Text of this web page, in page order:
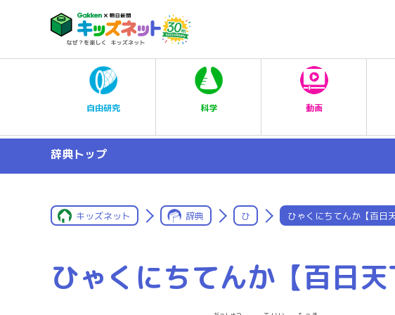
自由研究 科学 動画
辞典トップ
キッズネット 辞典 ひ ひゃくにちてんか【百日天
ひゃくにちてんか【百日天